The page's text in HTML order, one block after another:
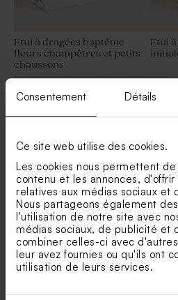
Consentement Détails
Ce site web utilise des cookies.
Les cookies nous permettent
contenu et les annonces,
relatives aux médias sociaux et
Nous partageons également
l'utilisation de notre site avec
médias sociaux, de publicité et
combiner celles-ci avec
leur avez fournies ou qu'ils ont
utilisation de leurs services.
Dragées jaune velours
Etui à dragées baptême
fleurs champêtres et petits
chaussons
Etui
Étui à dragées baptême
original colombe messagère
Etui à